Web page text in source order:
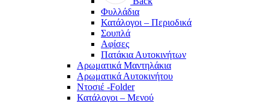
Φυλλάδια
Κατάλογοι – Περιοδικά
Σουπλά
Αφίσες
Πατάκια Αυτοκινήτων
Αρωματικά Μαντηλάκια
Αρωματικά Αυτοκινήτου
Ντοσιέ -Folder
Κατάλογοι – Μενού